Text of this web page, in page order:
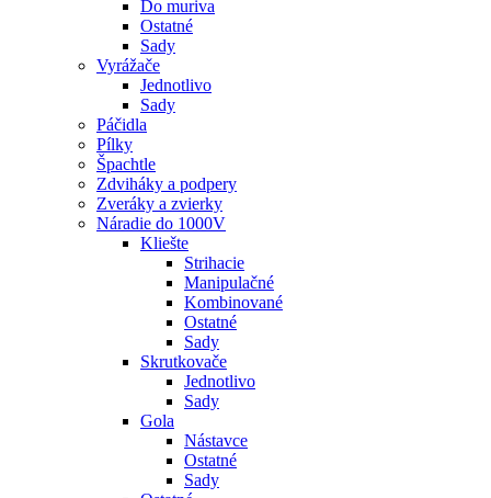
Do muriva
Ostatné
Sady
Vyrážače
Jednotlivo
Sady
Páčidla
Pílky
Špachtle
Zdviháky a podpery
Zveráky a zvierky
Náradie do 1000V
Kliešte
Strihacie
Manipulačné
Kombinované
Ostatné
Sady
Skrutkovače
Jednotlivo
Sady
Gola
Nástavce
Ostatné
Sady